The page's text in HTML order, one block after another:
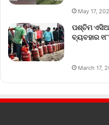
May 17,
ପଶ୍ଚିମ
ବ୍ୟବହାର
March 17,